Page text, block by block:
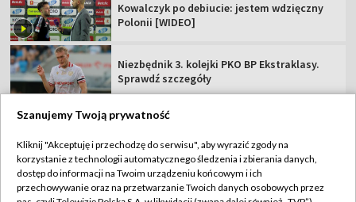
Kowalczyk po debiucie: jestem wdzięczny
Polonii [WIDEO]
Niezbędnik 3. kolejki PKO BP Ekstraklasy.
Sprawdź szczegóły
TVP
Abonament TVP
Regulamin TVP
Szanujemy Twoją prywatność
Kliknij "Akceptuję i przechodzę do serwisu", aby wyrazić zgody na
korzystanie z technologii automatycznego śledzenia i zbierania danych,
dostęp do informacji na Twoim urządzeniu końcowym i ich
przechowywanie oraz na przetwarzanie Twoich danych osobowych przez